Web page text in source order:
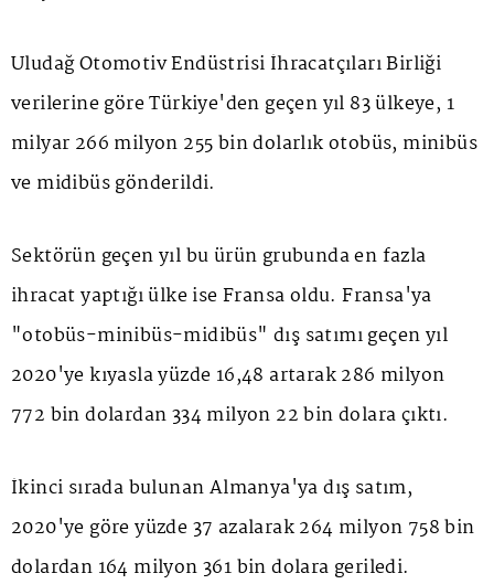
Uludağ Otomotiv Endüstrisi İhracatçıları Birliği
verilerine göre Türkiye'den geçen yıl 83 ülkeye, 1
milyar 266 milyon 255 bin dolarlık otobüs, minibüs
ve midibüs gönderildi.
Sektörün geçen yıl bu ürün grubunda en fazla
ihracat yaptığı ülke ise Fransa oldu. Fransa'ya
"otobüs-minibüs-midibüs" dış satımı geçen yıl
2020'ye kıyasla yüzde 16,48 artarak 286 milyon
772 bin dolardan 334 milyon 22 bin dolara çıktı.
İkinci sırada bulunan Almanya'ya dış satım,
2020'ye göre yüzde 37 azalarak 264 milyon 758 bin
dolardan 164 milyon 361 bin dolara geriledi.